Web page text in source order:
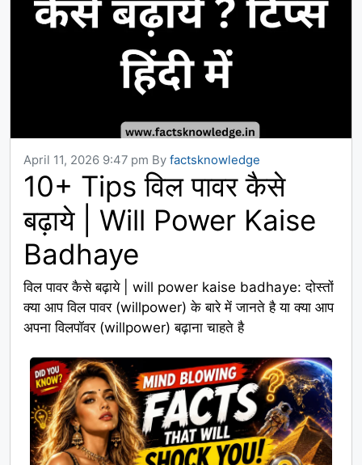
April 11, 2026 9:47 pm By factsknowledge
10+ Tips विल पावर कैसे
बढ़ाये | Will Power Kaise
Badhaye
विल पावर कैसे बढ़ाये | will power kaise badhaye: दोस्तों
क्या आप विल पावर (willpower) के बारे में जानते है या क्या आप
अपना विलपॉवर (willpower) बढ़ाना चाहते है